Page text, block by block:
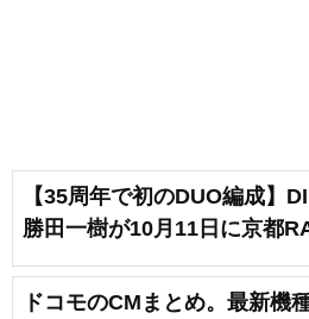
【35周年で初のDUO編成】
勝田一樹が10月11日に京都
ドコモのCMまとめ。最新機